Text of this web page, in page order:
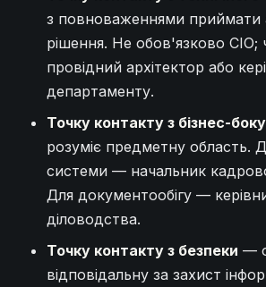
з повноваженнями приймати
рішення. Не обов'язково CIO;
провідний архітектор або
департаменту.
Точку контакту з бізнес-боку
розуміє предметну область.
системи — начальник
Для документообігу —
діловодства.
Точку контакту з безпеки —
відповідальну за захист